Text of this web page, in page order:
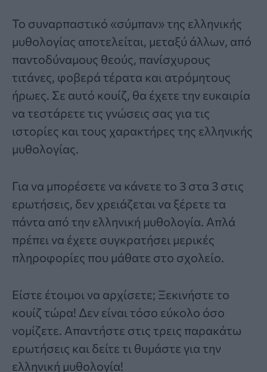
Το συναρπαστικό «σύμπαν» της ελληνικής
μυθολογίας αποτελείται, μεταξύ άλλων, από
παντοδύναμους θεούς, πανίσχυρους
τιτάνες, φοβερά τέρατα και ατρόμητους
ήρωες. Σε αυτό κουίζ, θα έχετε την ευκαιρία
να τεστάρετε τις γνώσεις σας για τις
ιστορίες και τους χαρακτήρες της ελληνικής
μυθολογίας
Για να μπορέσετε να κάνετε το 3 στα 3 στις
ερωτήσεις, δεν χρειάζεται να ξέρετε τα
πάντα από την ελληνική μυθολογία . Απλά
πρέπει να έχετε συγκρατήσει μερικές
πληροφορίες που μάθατε στο σχολείο.
Είστε έτοιμοι να αρχίσετε; Ξεκινήστε το
κουίζ τώρα! Δεν είναι τόσο εύκολο όσο
νομίζετε. Απαντήστε στις τρεις παρακάτω
ερωτήσεις και δείτε τι θυμάστε για την
ελληνική μυθολογία!